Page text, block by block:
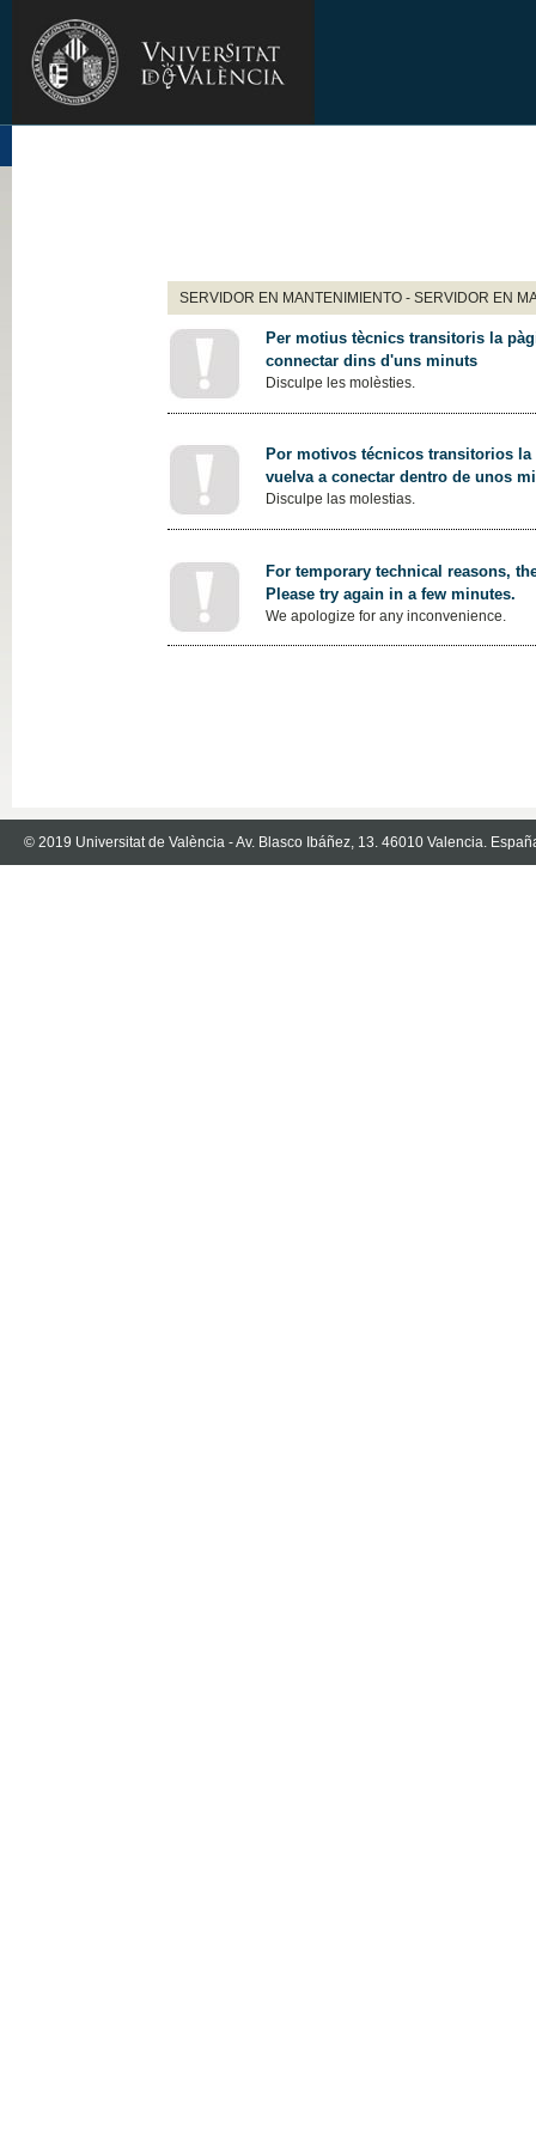
SERVIDOR EN MANTENIMIENTO - SERVIDOR EN
Per motius tècnics transitoris la
connectar dins d'uns minuts
Disculpe les molèsties.
Por motivos técnicos transitorios
vuelva a conectar dentro de unos
Disculpe las molestias.
For temporary technical reasons,
Please try again in a few minutes.
We apologize for any inconvenience.
© 2019 Universitat de València - Av. Blasco Ibáñez, 13. 46010 Valencia.